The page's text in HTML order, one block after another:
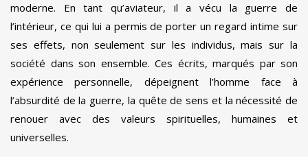
moderne. En tant qu’aviateur, il a vécu la guerre de
l’intérieur, ce qui lui a permis de porter un regard intime sur
ses effets, non seulement sur les individus, mais sur la
société dans son ensemble. Ces écrits, marqués par son
expérience personnelle, dépeignent l’homme face à
l’absurdité de la guerre, la quête de sens et la nécessité de
renouer avec des valeurs spirituelles, humaines et
universelles.